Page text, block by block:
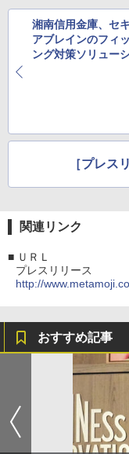
湘南信用金庫、セ
アブレインのフィ
ング対策ソリュー
［プレス
関連リンク
■ ＵＲＬ
プレスリリース
http://
おすすめ記事